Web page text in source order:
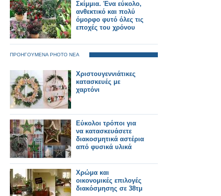
Σκίμμια. Ένα εύκολο,
ανθεκτικό και πολύ
όμορφο φυτό όλες τις
εποχές του χρόνου
ΠΡΟΗΓΟΥΜΕΝΑ PHOTO ΝΕΑ
Χριστουγεννιάτικες
κατασκευές με
χαρτόνι
Εύκολοι τρόποι για
να κατασκευάσετε
διακοσμητικά αστέρια
από φυσικά υλικά
Χρώμα και
οικονομικές επιλογές
διακόσμησης σε 38τμ